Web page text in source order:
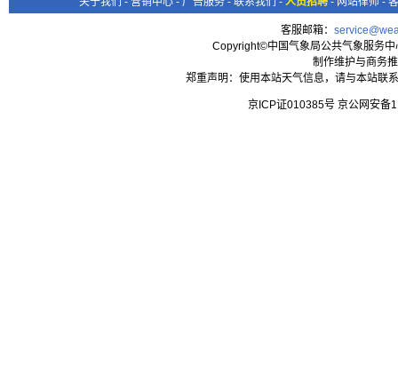
客服邮箱：
Copyright©中国气象局公共气象服务
制作维护与商务
郑重声明：使用本站天气信息，请与本站联
京ICP证010385号 京公网安备